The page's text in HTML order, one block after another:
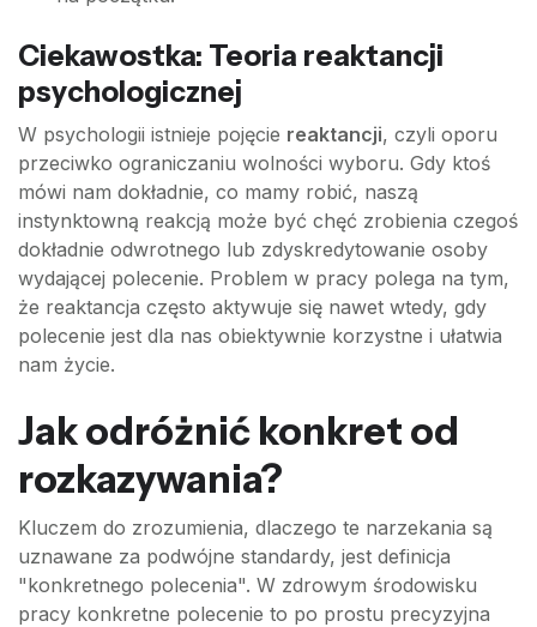
Ciekawostka: Teoria reaktancji
psychologicznej
W psychologii istnieje pojęcie reaktancji, czyli oporu
przeciwko ograniczaniu wolności wyboru. Gdy ktoś
mówi nam dokładnie, co mamy robić, naszą
instynktowną reakcją może być chęć zrobienia czegoś
dokładnie odwrotnego lub zdyskredytowanie osoby
wydającej polecenie. Problem w pracy polega na tym,
że reaktancja często aktywuje się nawet wtedy, gdy
polecenie jest dla nas obiektywnie korzystne i ułatwia
nam życie.
Jak odróżnić konkret od
rozkazywania?
Kluczem do zrozumienia, dlaczego te narzekania są
uznawane za podwójne standardy, jest definicja
"konkretnego polecenia". W zdrowym środowisku
pracy konkretne polecenie to po prostu precyzyjna